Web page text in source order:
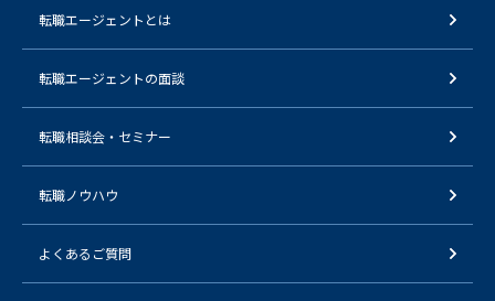
転職エージェントとは
転職エージェントの面談
転職相談会・セミナー
転職ノウハウ
よくあるご質問